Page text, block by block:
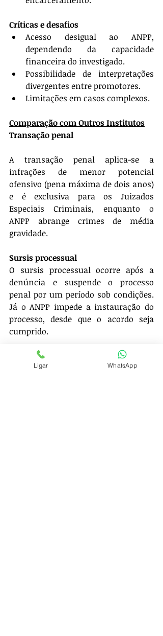
Críticas e desafios
Acesso desigual ao ANPP,
dependendo da capacidade
financeira do investigado.
Possibilidade de interpretações
divergentes entre promotores.
Limitações em casos complexos.
Comparação com Outros Institutos
Transação penal
A transação penal aplica-se a
infrações de menor potencial
ofensivo (pena máxima de dois anos)
e é exclusiva para os Juizados
Especiais Criminais, enquanto o
ANPP abrange crimes de média
gravidade.
Sursis processual
O sursis processual ocorre após a
denúncia e suspende o processo
penal por um período sob condições.
Já o ANPP impede a instauração do
processo, desde que o acordo seja
cumprido.
Jurisprudência e Aplicabilidade
Análise de casos práticos
Ligar WhatsApp